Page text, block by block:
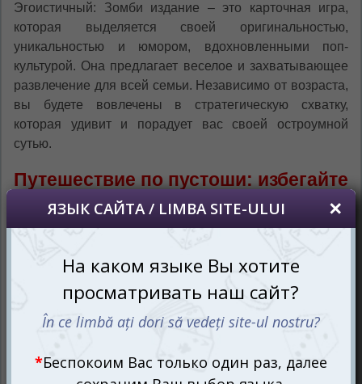
Эгоистичный: Зомби издание – это карточная игра,
которая выделяется своей оригинальностью,
уникальностью и юмором, вдохновленными поп-
культурой. Она предлагает веселое и захватывающее
развлечение для всей семьи. Независимо от возраста,
вы будете вовлечены в стратегическую схватку,
которая удивит и порадует вас своей остроумной
сутью.
Путешествие по пустоши: избегайте
угроз и препятствий
После того как вы превратились в плотоядного зомби,
товарищей по игре, не давая им победить. Игра
подходит как для детей, так и для взрослых, и может
собрать от 2 до 5 игроков (в возрасте от 7 лет и
старше).